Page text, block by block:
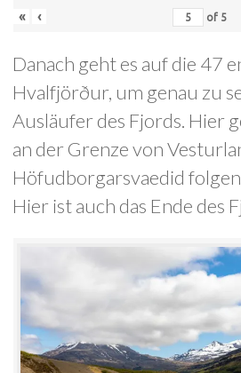
« ‹ of 5
Danach geht es auf die 47
Hvalfjörður, um genau zu
Ausläufer des Fjords. Hier
an der Grenze von
Höfudborgarsvaedid
Hier ist auch das Ende des